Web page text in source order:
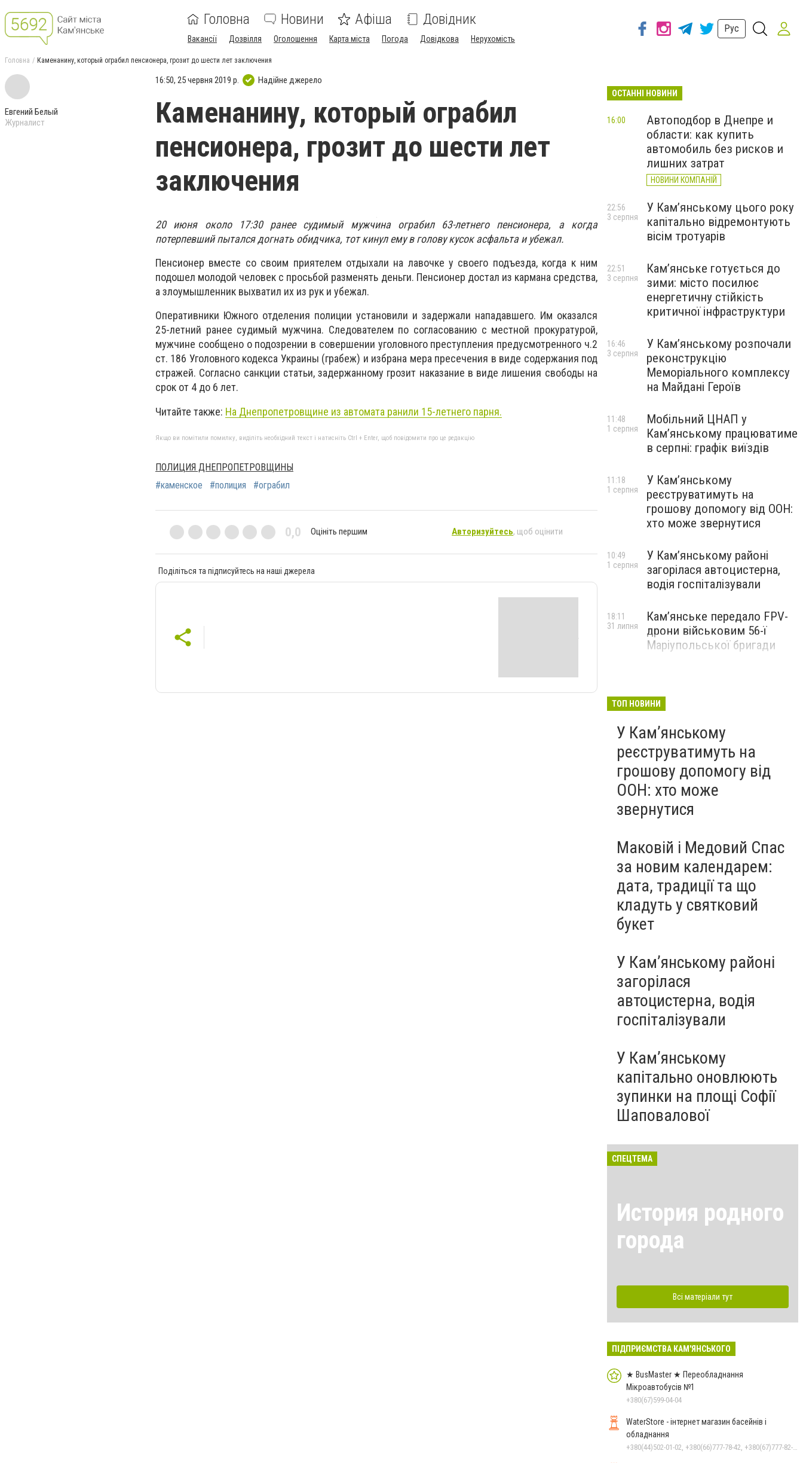
Головна Новини Афіша Довідник
Вакансії Дозвілля Оголошення Карта міста Погода Довідкова Нерухомість
Рус
Головна Каменанину, который ограбил пенсионера, грозит до шести лет заключения
Евгений Белый
Журналист
16:50, 25 червня 2019 р. Надійне джерело
Каменанину, который ограбил
пенсионера, грозит до шести лет
заключения
20 июня около 17:30 ранее судимый мужчина ограбил 63-летнего пенсионера, а когда
потерпевший пытался догнать обидчика, тот кинул ему в голову кусок асфальта и убежал.
Пенсионер вместе со своим приятелем отдыхали на лавочке у своего подъезда, когда к ним
подошел молодой человек с просьбой разменять деньги. Пенсионер достал из кармана средства,
а злоумышленник выхватил их из рук и убежал.
Оперативники Южного отделения полиции установили и задержали нападавшего. Им оказался
25-летний ранее судимый мужчина. Следователем по согласованию с местной прокуратурой,
мужчине сообщено о подозрении в совершении уголовного преступления предусмотренного ч.2
ст. 186 Уголовного кодекса Украины (грабеж) и избрана мера пресечения в виде содержания под
стражей. Согласно санкции статьи, задержанному грозит наказание в виде лишения свободы на
срок от 4 до 6 лет.
Читайте также: На Днепропетровщине из автомата ранили 15-летнего парня.
Якщо ви помітили помилку, виділіть необхідний текст і натисніть Ctrl + Enter, щоб повідомити про це редакцію
ПОЛИЦИЯ ДНЕПРОПЕТРОВЩИНЫ
#каменское
#полиция #ограбил
0,0 Оцініть першим Авторизуйтесь, щоб оцінити
Поділіться та підписуйтесь на наші джерела
ОСТАННІ НОВИНИ
Автоподбор в Днепре и
области: как купить
автомобиль без рисков и
лишних затрат
НОВИНИ КОМПАНІЙ
16:00
У Кам’янському цього року
капітально відремонтують
вісім тротуарів
22:56
3 серпня
Кам’янське готується до
зими: місто посилює
енергетичну стійкість
критичної інфраструктури
22:51
3 серпня
У Кам’янському розпочали
реконструкцію
Меморіального комплексу
на Майдані Героїв
16:46
3 серпня
Мобільний ЦНАП у
Кам’янському працюватиме
в серпні: графік виїздів
11:48
1 серпня
У Кам’янському
реєструватимуть на
грошову допомогу від ООН:
хто може звернутися
11:18
1 серпня
У Кам’янському районі
загорілася автоцистерна,
водія госпіталізували
10:49
1 серпня
Кам’янське передало FPV-
дрони військовим 56-ї
Маріупольської бригади
18:11
31 липня
ТОП НОВИНИ
У Кам’янському
реєструватимуть на
грошову допомогу від
ООН: хто може
звернутися
Маковій і Медовий Спас
за новим календарем:
дата, традиції та що
кладуть у святковий
букет
У Кам’янському районі
загорілася
автоцистерна, водія
госпіталізували
У Кам’янському
капітально оновлюють
зупинки на площі Софії
Шаповалової
СПЕЦТЕМА
История родного
города
Всі матеріали тут
ПІДПРИЄМСТВА КАМ'ЯНСЬКОГО
★ BusMaster ★ Переобладнання
Мікроавтобусів №1
+380(67)599-04-04
WaterStore - інтернет магазин басейнів і
обладнання